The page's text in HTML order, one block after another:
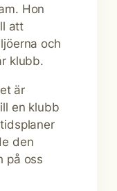
Hon
att
och
klubb.
är
en klubb
den
på oss